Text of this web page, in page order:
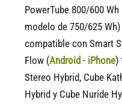
PowerTube 800/600
modelo de 750/625 Wh)
compatible con Smart
Flow (Android - iPhone)
Stereo Hybrid, Cube
Hybrid y Cube Nuride